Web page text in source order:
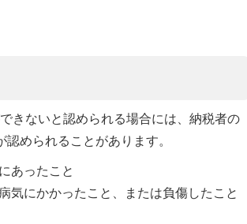
きないと認められる場合には、納税者の
められることがあります。
あったこと
気にかかったこと、または負傷したこと